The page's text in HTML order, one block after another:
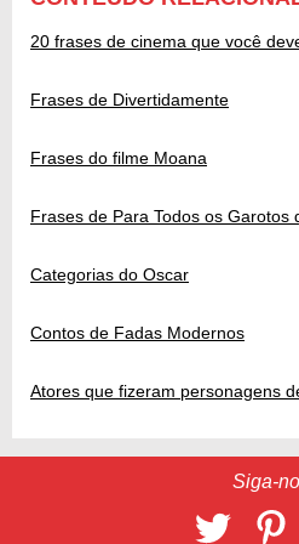
20 frases de cinema que você
Frases de Divertidamente
Frases do filme Moana
Frases de Para Todos os Garotos
Categorias do Oscar
Contos de Fadas Modernos
Atores que fizeram personagens
Siga-